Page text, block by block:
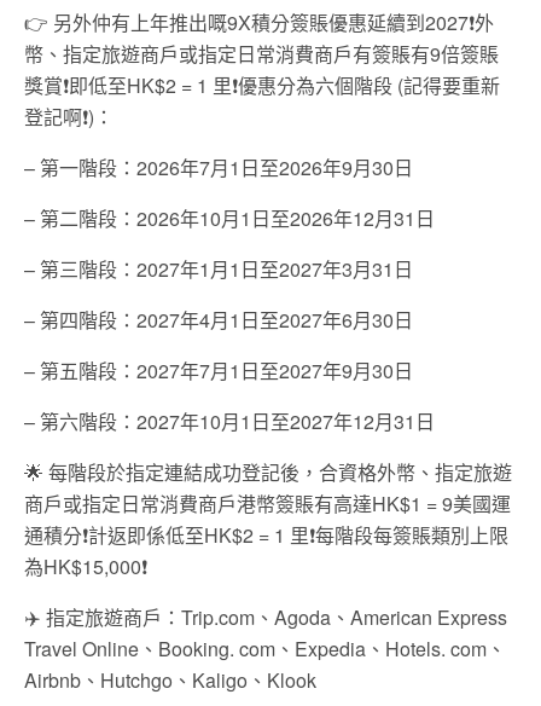
👉 另外仲有上年推出嘅9X積分簽賬優惠延續到2027❗外
幣、指定旅遊商戶或指定日常消費商戶有簽賬有9倍簽賬
獎賞❗即低至HK$2 = 1 里❗優惠分為六個階段 (記得要重新
登記啊❗)：
– 第一階段：2026年7月1日至2026年9月30日
– 第二階段：2026年10月1日至2026年12月31日
– 第三階段：2027年1月1日至2027年3月31日
– 第四階段：2027年4月1日至2027年6月30日
– 第五階段：2027年7月1日至2027年9月30日
– 第六階段：2027年10月1日至2027年12月31日
🌟 每階段於指定連結成功登記後，合資格外幣、指定旅遊
商戶或指定日常消費商戶港幣簽賬有高達HK$1 = 9美國運
通積分❗計返即係低至HK$2 = 1 里❗每階段每簽賬類別上限
為HK$15,000❗
✈️ 指定旅遊商戶：Trip.com、Agoda、American Express
Travel Online、Booking. com、Expedia、Hotels. com、
Airbnb、Hutchgo、Kaligo、Klook